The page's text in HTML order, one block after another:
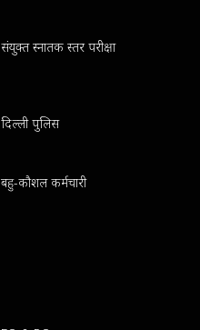
संयुक्त स्नातक स्तर परीक्षा
दिल्ली पुलिस
बहु-कौशल कर्मचारी